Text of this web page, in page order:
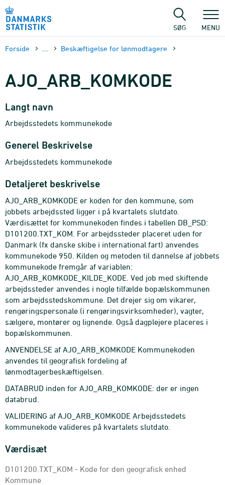
sidens
SØG MENU
Forside Beskæftigelse for lønmodtagere
AJO_ARB_KOMKODE
Langt navn
Arbejdsstedets kommunekode
Generel Beskrivelse
Arbejdsstedets kommunekode
Detaljeret beskrivelse
AJO_ARB_KOMKODE er koden for den kommune, som
jobbets arbejdssted ligger i på kvartalets slutdato.
Værdisættet for kommunekoden findes i tabellen DB_PSD:
D101200.TXT_KOM. For arbejdssteder placeret uden for
Danmark (fx danske skibe i international fart) anvendes
kommunekode 950. Kilden og metoden til dannelse af jobbets
kommunekode fremgår af variablen:
AJO_ARB_KOMKODE_KILDE_KODE. Ved job med skiftende
arbejdssteder anvendes i nogle tilfælde bopælskommunen
som arbejdsstedskommune. Det drejer sig om vikarer,
rengøringspersonale (i rengøringsvirksomheder), vagter,
sælgere, montører og lignende. Også dagplejere placeres i
bopælskommunen.
ANVENDELSE af AJO_ARB_KOMKODE Kommunekoden
anvendes til geografisk fordeling af
lønmodtagerbeskæftigelsen.
DATABRUD inden for AJO_ARB_KOMKODE: der er ingen
databrud.
VALIDERING af AJO_ARB_KOMKODE Arbejdsstedets
kommunekode valideres på kvartalets slutdato.
Værdisæt
D101200.TXT_KOM - Kode for den geografisk enhed
Kommune